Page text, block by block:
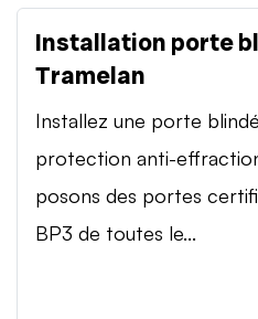
Installation porte
Tramelan
Installez une porte
protection anti-
posons des portes
BP3 de toutes le...